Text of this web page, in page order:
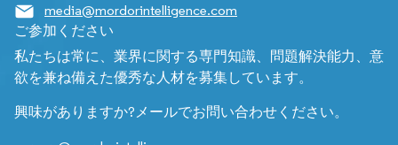
media@mordorintelligence.com
ご参加ください
私たちは常に、業界に関する専門知識、問題解決能力、意
欲を兼ね備えた優秀な人材を募集しています。
興味がありますか?メールでお問い合わせください。